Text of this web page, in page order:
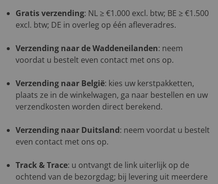
Gratis verzending: NL ≥ €1.000 excl. btw; BE ≥ €1.500
excl. btw; DE in overleg op één afleveradres.
Verzending naar de Waddeneilanden: neem
voordat u bestelt even contact met ons op.
Verzending naar België: kies uw kerstpakketten,
plaats ze in de winkelwagen, ga naar bestellen en uw
verzendkosten worden direct berekend.
Verzending naar Duitsland: neem voordat u bestelt
even contact met ons op.
Track & Trace: u ontvangt de link uiterlijk op de
ochtend van de bezorgdag; bij levering uit meerdere